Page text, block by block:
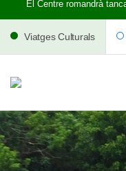
El Centre romandrà
Viatges Culturals